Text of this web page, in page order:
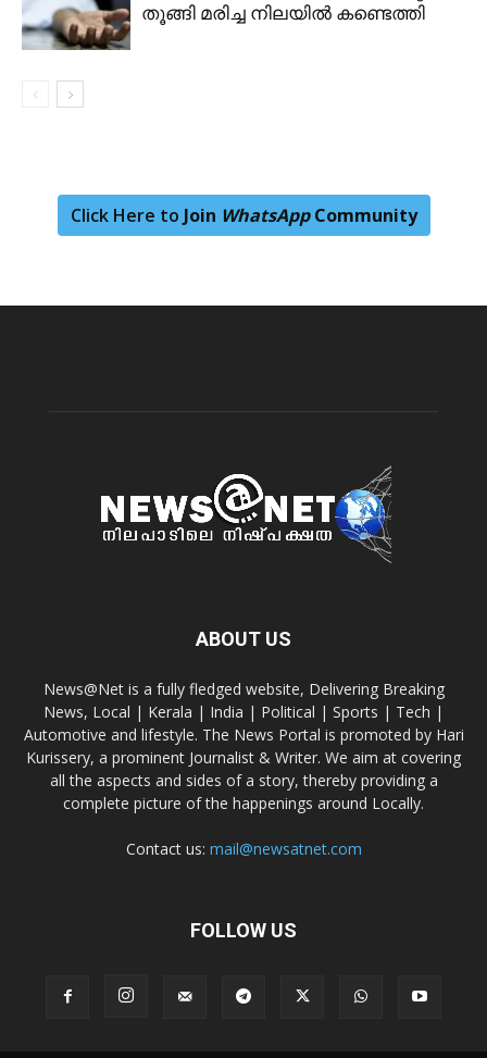
തൂങ്ങി മരിച്ച നിലയിൽ കണ്ടെത്തി
Click Here to Join WhatsAppCommunity
ABOUT US
News@Net is a fully fledged website, Delivering Breaking
News, Local | Kerala | India | Political | Sports | Tech |
Automotive and lifestyle. The News Portal is promoted by Hari
Kurissery, a prominent Journalist & Writer. We aim at covering
all the aspects and sides of a story, thereby providing a
complete picture of the happenings around Locally.
Contact us: mail@newsatnet.com
FOLLOW US